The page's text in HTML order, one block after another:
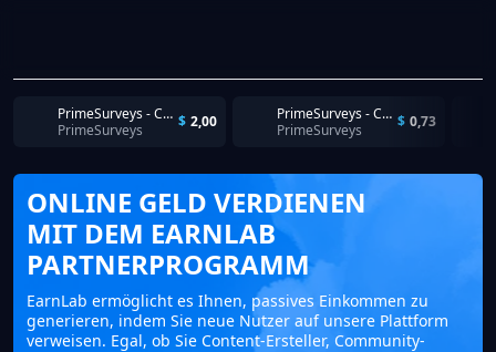
PrimeSurveys - Completion
PrimeSurveys
$ 2,00
PrimeSurveys - Completion
PrimeSurveys
$ 0,73
ONLINE GELD VERDIENEN
MIT DEM EARNLAB
PARTNERPROGRAMM
EarnLab ermöglicht es Ihnen, passives Einkommen zu
generieren, indem Sie neue Nutzer auf unsere Plattform
verweisen. Egal, ob Sie Content-Ersteller, Community-